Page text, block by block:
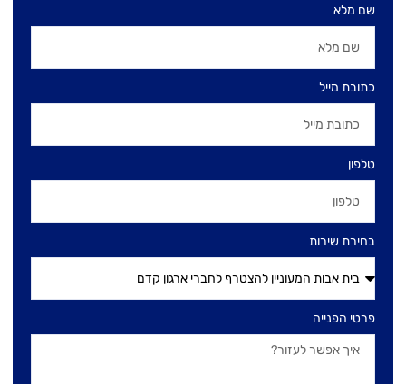
שם מלא
כתובת מייל
טלפון
בחירת שירות
פרטי הפנייה